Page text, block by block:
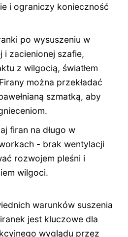
i ograniczy konieczność
po wysuszeniu w
i zacienionej szafie,
z wilgocią, światłem
można przekładać
szmatką, aby
firan na długo w
- brak wentylacji
rozwojem pleśni i
wilgoci.
warunków suszenia
jest kluczowe dla
wyglądu przez